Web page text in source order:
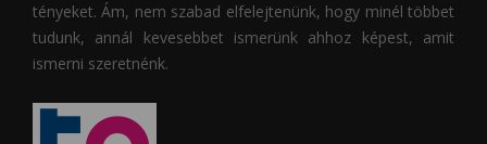
tényeket. Ám, nem szabad elfelejtenünk, hogy minél többet
tudunk, annál kevesebbet ismerünk ahhoz képest, amit
ismerni szeretnénk.